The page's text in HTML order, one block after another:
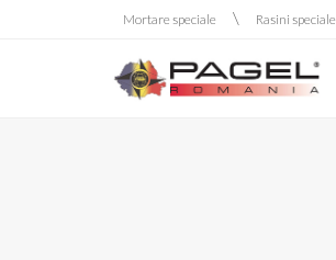
Mortare speciale Rasini speciale